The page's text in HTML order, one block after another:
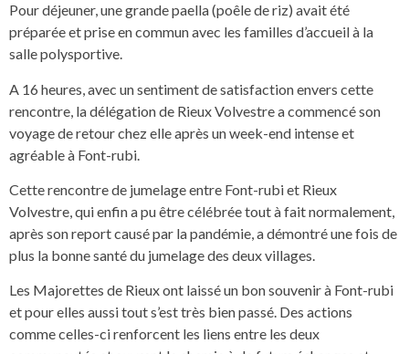
Pour déjeuner, une grande paella (poêle de riz) avait été
préparée et prise en commun avec les familles d’accueil à la
salle polysportive.
A 16 heures, avec un sentiment de satisfaction envers cette
rencontre, la délégation de Rieux Volvestre a commencé son
voyage de retour chez elle après un week-end intense et
agréable à Font-rubi.
Cette rencontre de jumelage entre Font-rubi et Rieux
Volvestre, qui enfin a pu être célébrée tout à fait normalement,
après son report causé par la pandémie, a démontré une fois de
plus la bonne santé du jumelage des deux villages.
Les Majorettes de Rieux ont laissé un bon souvenir à Font-rubi
et pour elles aussi tout s’est très bien passé. Des actions
comme celles-ci renforcent les liens entre les deux